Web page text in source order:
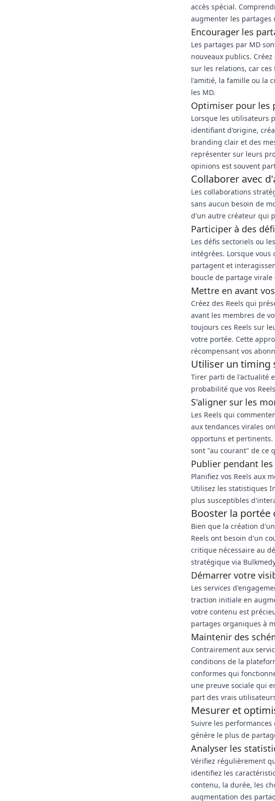
accès spécial.
augmenter les partages
Encourager les
Les partages par MD
nouveaux publics.
sur les relations, car
l'amitié, la famille ou la
les MD.
Optimiser pour les
Lorsque les utilisateurs
identifiant d'origine,
branding clair et des
représenter sur leurs
opinions est souvent
Collaborer avec
Les collaborations
sans aucun besoin de
d'un autre créateur qui
Participer à des
Les défis sectoriels ou
intégrées. Lorsque vous
partagent et
boucle de partage
Mettre en avant
Créez des Reels qui
avant les membres de
toujours ces Reels sur
votre portée. Cette
récompensant vos
Utiliser un timing
Tirer parti de l'actualité
probabilité que vos
S'aligner sur les
Les Reels qui
aux tendances virales
opportuns et
sont "au courant" de ce
Publier pendant
Planifiez vos Reels aux
Utilisez les statistiques
plus susceptibles
Booster la portée
Bien que la création
Reels ont besoin d'un
critique nécessaire au
stratégique via
Démarrer votre
Les services
traction initiale en
votre contenu est
partages organiques à
Maintenir des
Contrairement aux
conditions de la
conformes qui
une preuve sociale qui
part des vrais
Mesurer et
Suivre les
génère le plus de
Analyser les
Vérifiez régulièrement
identifiez les
contenu, la durée, les
augmentation des